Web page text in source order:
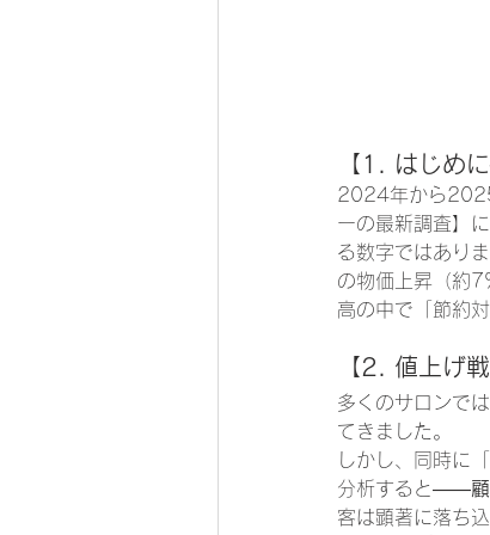
【1. はじめ
2024年から2025
ーの最新調査】
る数字ではあり
の物価上昇（約7
高の中で「節約
【2. 値上げ
多くのサロンで
てきました。
しかし、同時に
分析すると――
客は顕著に落ち込